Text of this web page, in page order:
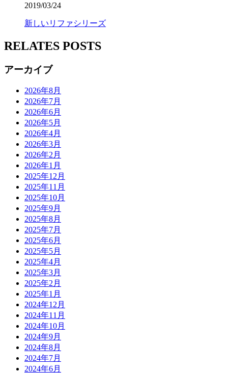
2019/03/24
新しいリファシリーズ
RELATES POSTS
アーカイブ
2026年8月
2026年7月
2026年6月
2026年5月
2026年4月
2026年3月
2026年2月
2026年1月
2025年12月
2025年11月
2025年10月
2025年9月
2025年8月
2025年7月
2025年6月
2025年5月
2025年4月
2025年3月
2025年2月
2025年1月
2024年12月
2024年11月
2024年10月
2024年9月
2024年8月
2024年7月
2024年6月